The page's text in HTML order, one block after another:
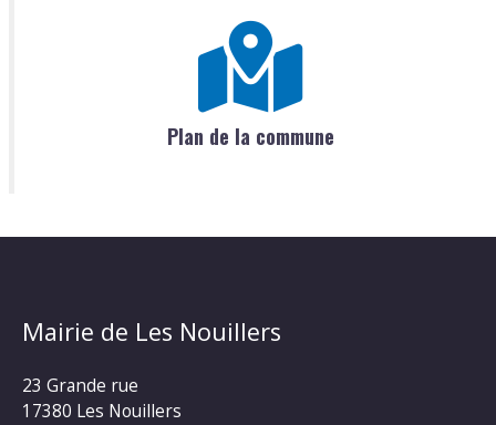
Plan de la commune
Mairie de Les Nouillers
23 Grande rue
17380 Les Nouillers